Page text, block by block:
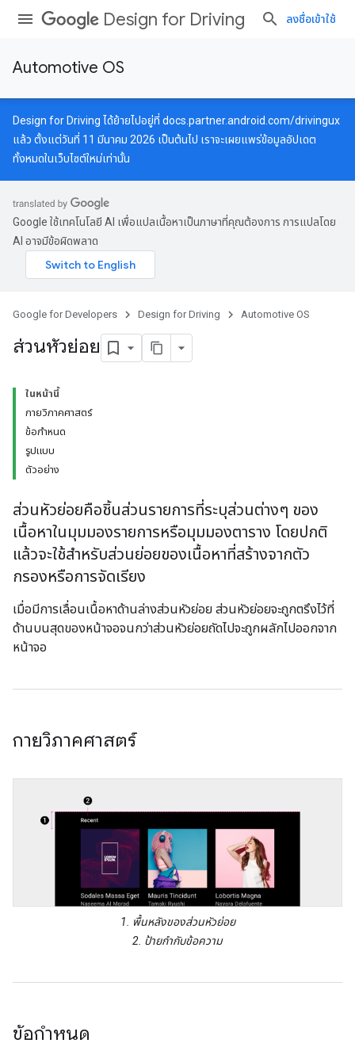
Design for Driving ลงชื่อเข้าใช้
Automotive OS
Design for Driving ได้ย้ายไปอยู่ที่ docs.partner.android.com/drivingux
แล้ว ตั้งแต่วันที่ 11 มีนาคม 2026 เป็นต้นไป เราจะเผยแพร่ข้อมูลอัปเดต
ทั้งหมดในเว็บไซต์ใหม่เท่านั้น
Google ใช้เทคโนโลยี AI เพื่อแปลเนื้อหาเป็นภาษาที่คุณต้องการ การแปลโดย
AI อาจมีข้อผิดพลาด
Google for Developers Design for Driving Automotive OS
ส่วนหัวย่อย
ในหน้านี้
กายวิภาคศาสตร์
ข้อกำหนด
รูปแบบ
ตัวอย่าง
ส่วนหัวย่อยคือชิ้นส่วนรายการที่ระบุส่วนต่างๆ ของ
เนื้อหาในมุมมองรายการหรือมุมมองตาราง โดยปกติ
แล้วจะใช้สำหรับส่วนย่อยของเนื้อหาที่สร้างจากตัว
กรองหรือการจัดเรียง
เมื่อมีการเลื่อนเนื้อหาด้านล่างส่วนหัวย่อย ส่วนหัวย่อยจะถูกตรึงไว้ที่
ด้านบนสุดของหน้าจอจนกว่าส่วนหัวย่อยถัดไปจะถูกผลักไปออกจาก
หน้าจอ
กายวิภาคศาสตร์
1. พื้นหลังของส่วนหัวย่อย
2. ป้ายกำกับข้อความ
ข้อกำหนด